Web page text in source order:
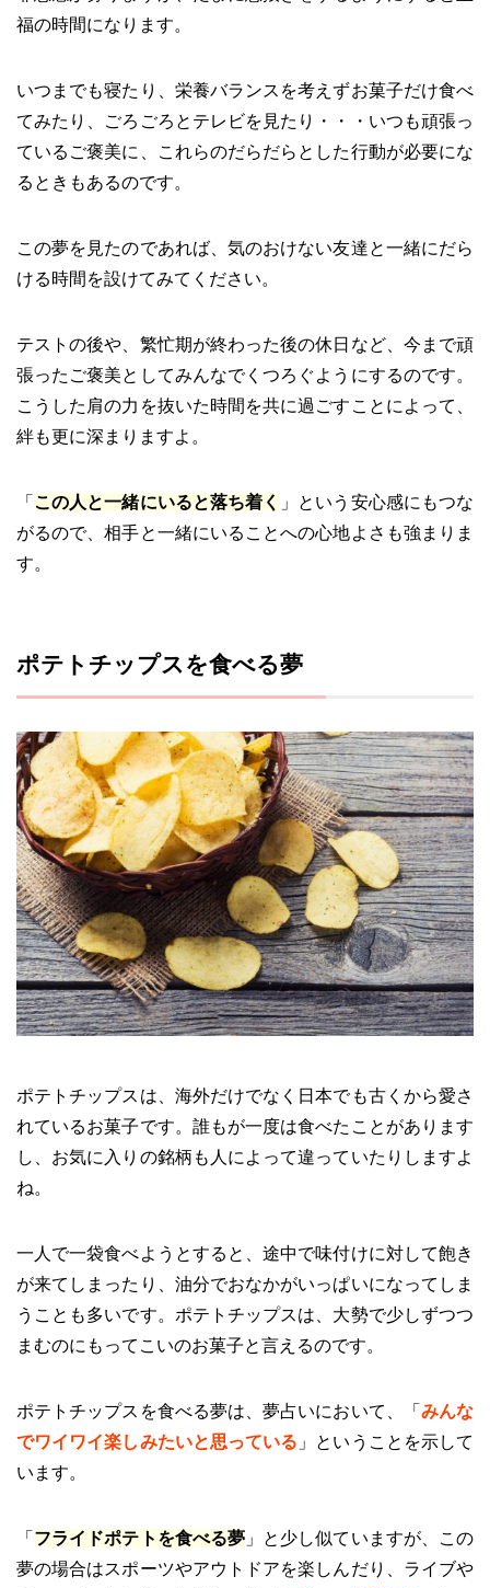
福の時間になります。
いつまでも寝たり、栄養バランスを考えずお菓子だけ食べ
てみたり、ごろごろとテレビを見たり・・・いつも頑張っ
ているご褒美に、これらのだらだらとした行動が必要にな
るときもあるのです。
この夢を見たのであれば、気のおけない友達と一緒にだら
ける時間を設けてみてください。
テストの後や、繁忙期が終わった後の休日など、今まで頑
張ったご褒美としてみんなでくつろぐようにするのです。
こうした肩の力を抜いた時間を共に過ごすことによって、
絆も更に深まりますよ。
「 この人と一緒にいると落ち着く 」という安心感にもつな
がるので、相手と一緒にいることへの心地よさも強まりま
す。
ポテトチップスを食べる夢
ポテトチップスは、海外だけでなく日本でも古くから愛さ
れているお菓子です。誰もが一度は食べたことがあります
し、お気に入りの銘柄も人によって違っていたりしますよ
ね。
一人で一袋食べようとすると、途中で味付けに対して飽き
が来てしまったり、油分でおなかがいっぱいになってしま
うことも多いです。ポテトチップスは、大勢で少しずつつ
まむのにもってこいのお菓子と言えるのです。
ポテトチップスを食べる夢は、夢占いにおいて、「 みんな
でワイワイ楽しみたいと思っている 」ということを示して
います。
「 フライドポテトを食べる夢 」と少し似ていますが、この
夢の場合はスポーツやアウトドアを楽しんだり、ライブや